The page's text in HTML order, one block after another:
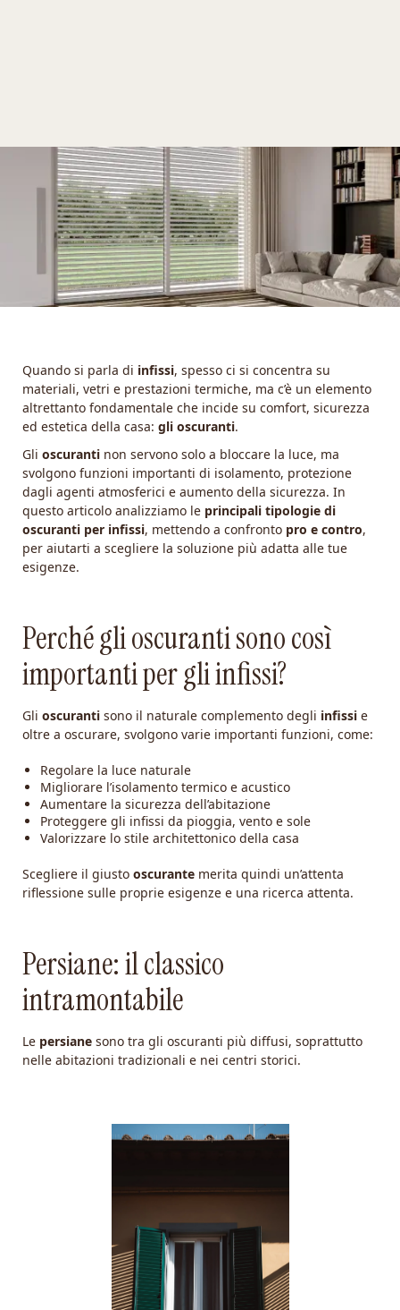
Quando si parla di infissi, spesso ci si concentra su
materiali, vetri e prestazioni termiche, ma c’è un elemento
altrettanto fondamentale che incide su comfort, sicurezza
ed estetica della casa: gli oscuranti.
Gli oscuranti non servono solo a bloccare la luce, ma
svolgono funzioni importanti di isolamento, protezione
dagli agenti atmosferici e aumento della sicurezza. In
questo articolo analizziamo le principali tipologie di
oscuranti per infissi, mettendo a confronto pro e contro,
per aiutarti a scegliere la soluzione più adatta alle tue
esigenze.
Perché gli oscuranti sono così
importanti per gli infissi?
Gli oscuranti sono il naturale complemento degli infissi e
oltre a oscurare, svolgono varie importanti funzioni, come:
Regolare la luce naturale
Migliorare l’isolamento termico e acustico
Aumentare la sicurezza dell’abitazione
Proteggere gli infissi da pioggia, vento e sole
Valorizzare lo stile architettonico della casa
Scegliere il giusto oscurante merita quindi un’attenta
riflessione sulle proprie esigenze e una ricerca attenta.
Persiane: il classico
intramontabile
Le persiane sono tra gli oscuranti più diffusi, soprattutto
nelle abitazioni tradizionali e nei centri storici.